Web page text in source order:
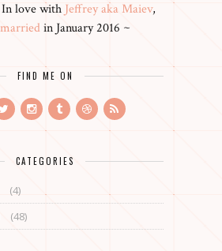
In love with Jeffrey aka Maiev,
marriedin January 2016 ~
FIND ME ON
CATEGORIES
(4)
(48)